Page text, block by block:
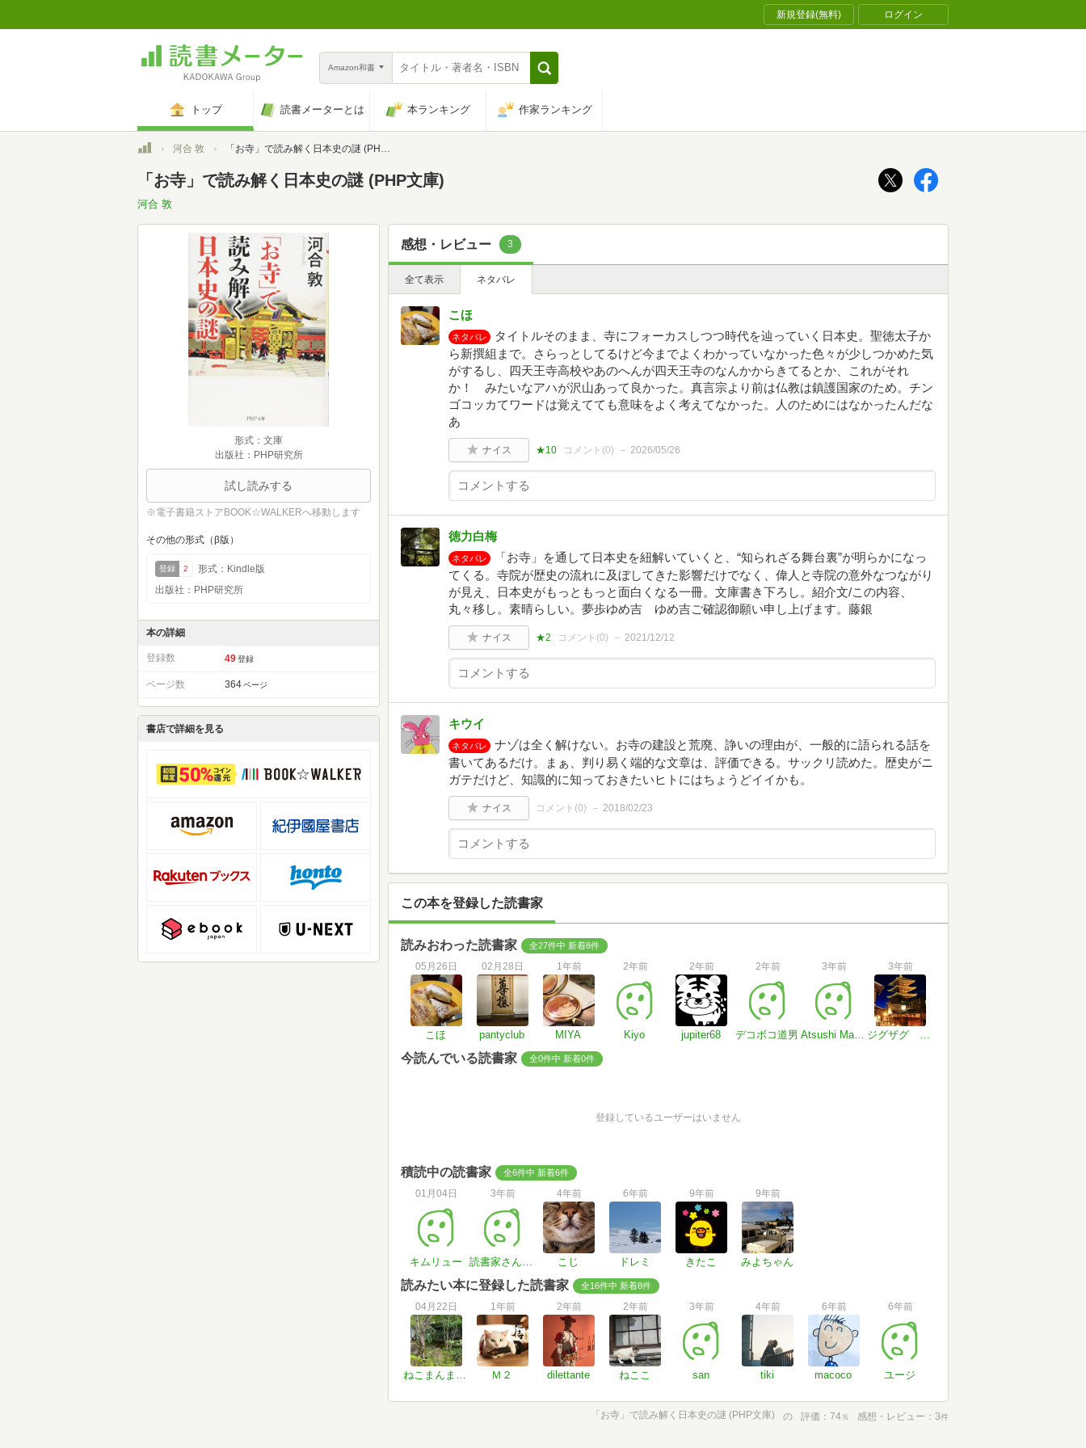
新規登録(無料) ログイン
Amazon和書
トップ 読書メーターとは 本ランキング 作家ランキング
トップ河合 敦 「お寺」で読み解く日本史の謎 (PHP文庫)
「お寺」で読み解く日本史の謎 (PHP文庫)
河合 敦
形式：文庫
出版社：PHP研究所
試し読みする
※電子書籍ストアBOOK☆WALKERへ移動します
その他の形式（β版）
登録 2
形式：Kindle版
出版社：PHP研究所
本の詳細
登録数 49 登録
ページ数 364 ページ
書店で詳細を見る
感想・レビュー 3
全て表示 ネタバレ
こほ
ネタバレ
タイトルそのまま、寺にフォーカスしつつ時代を辿っていく日本史。聖徳太子か
ら新撰組まで。さらっとしてるけど今までよくわかっていなかった色々が少しつかめた気
がするし、四天王寺高校やあのへんが四天王寺のなんかからきてるとか、これがそれ
か！ みたいなアハが沢山あって良かった。真言宗より前は仏教は鎮護国家のため。チン
ゴコッカてワードは覚えてても意味をよく考えてなかった。人のためにはなかったんだな
あ
ナイス ★10 コメント(0) 2026/05/26
徳力白梅
ネタバレ
「お寺」を通して日本史を紐解いていくと、“知られざる舞台裏”が明らかになっ
てくる。寺院が歴史の流れに及ぼしてきた影響だけでなく、偉人と寺院の意外なつながり
が見え、日本史がもっともっと面白くなる一冊。文庫書き下ろし。紹介文/この内容、
丸々移し。素晴らしい。夢歩ゆめ吉 ゆめ吉ご確認御願い申し上げます。藤銀
ナイス ★2 コメント(0) 2021/12/12
キウイ
ネタバレ
ナゾは全く解けない。お寺の建設と荒廃、諍いの理由が、一般的に語られる話を
書いてあるだけ。まぁ、判り易く端的な文章は、評価できる。サックリ読めた。歴史がニ
ガテだけど、知識的に知っておきたいヒトにはちょうどイイかも。
ナイス コメント(0) 2018/02/23
この本を登録した読書家
読みおわった読書家 全27件中 新着8件
05月26日
こほ
02月28日
pantyclub
1年前
MIYA
2年前
Kiyo
2年前
jupiter68
2年前
デコボコ道男
3年前
Atsushi Matsuura
3年前
ジグザグ Hokkai1014
今読んでいる読書家 全0件中 新着0件
登録しているユーザーはいません
積読中の読書家 全6件中 新着6件
01月04日
キムリュー
3年前
読書家さん#JNobmt
4年前
こじ
6年前
ドレミ
9年前
きたこ
9年前
みよちゃん
読みたい本に登録した読書家 全16件中 新着8件
04月22日
ねこまんまさんさん
1年前
Ｍ２
2年前
dilettante
2年前
ねここ
3年前
san
4年前
tiki
6年前
macoco
6年前
ユージ
「お寺」で読み解く日本史の謎 (PHP文庫) の 評価 74％ 感想・レビュー 3件